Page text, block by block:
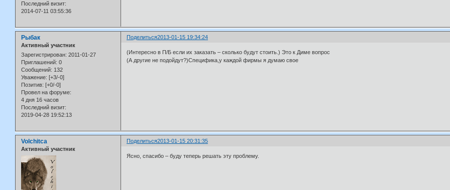
Последний визит:
2014-07-11 03:55:36
Поделиться2013-01-15 19:34:24
Рыбак
Активный участник
Зарегистрирован: 2011-01-27
Приглашений: 0
Сообщений: 132
Уважение: [+3/-0]
Позитив: [+0/-0]
Провел на форуме:
4 дня 16 часов
Последний визит:
2019-04-28 19:52:13
(Интересно в П/Б если их заказать – сколько будут стоить.) Это к Диме вопрос
(А другие не подойдут?)Специфика,у каждой фирмы я думаю свое
Поделиться2013-01-15 20:31:35
Volchitca
Активный участник
Ясно, спасибо – буду теперь решать эту проблему.